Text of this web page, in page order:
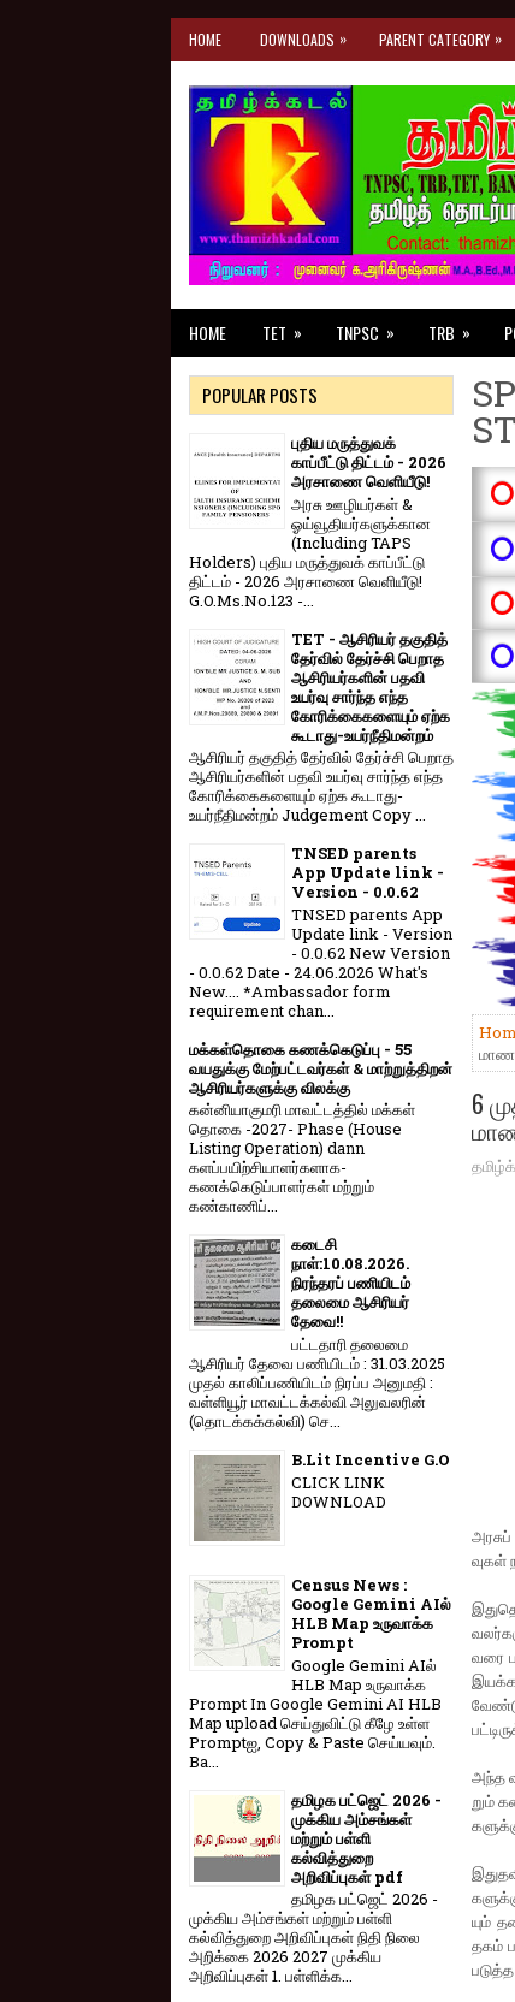
HOME DOWNLOADS » PARENT CATEGORY »
HOME TET » TNPSC » TRB »
6
வு​கள்
வரை
அந்த
றும்
யும்
தகம்
POPULAR POSTS
புதிய மருத்துவக்
காப்பீட்டு திட்டம் - 2026
அரசாணை வெளியீடு!
அரசு ஊழியர்கள் &
ஓய்வூதியர்களுக்கான
(Including TAPS
Holders) புதிய மருத்துவக் காப்பீட்டு
திட்டம் - 2026 அரசாணை வெளியீடு!
G.O.Ms.No.123 -...
TET - ஆசிரியர் தகுதித்
தேர்வில் தேர்ச்சி பெறாத
ஆசிரியர்களின் பதவி
உயர்வு சார்ந்த எந்த
கோரிக்கைகளையும் ஏற்க
கூடாது-உயர்நீதிமன்றம்
ஆசிரியர் தகுதித் தேர்வில் தேர்ச்சி பெறாத
ஆசிரியர்களின் பதவி உயர்வு சார்ந்த எந்த
கோரிக்கைகளையும் ஏற்க கூடாது-
உயர்நீதிமன்றம் Judgement Copy ...
TNSED parents
App Update link -
Version - 0.0.62
TNSED parents App
Update link - Version
- 0.0.62 New Version
- 0.0.62 Date - 24.06.2026 What's
New.... *Ambassador form
requirement chan...
மக்கள்தொகை கணக்கெடுப்பு - 55
வயதுக்கு மேற்பட்டவர்கள் & மாற்றுத்திறன்
ஆசிரியர்களுக்கு விலக்கு
கன்னியாகுமரி மாவட்டத்தில் மக்கள்
தொகை -2027- Phase (House
Listing Operation) dann
களப்பயிற்சியாளர்களாக-
கணக்கெடுப்பாளர்கள் மற்றும்
கண்காணிப்...
கடைசி
நாள்:10.08.2026.
நிரந்தரப் பணியிடம்
தலைமை ஆசிரியர்
தேவை!!
பட்டதாரி தலைமை
ஆசிரியர் தேவை பணியிடம் : 31.03.2025
முதல் காலிப்பணியிடம் நிரப்ப அனுமதி :
வள்ளியூர் மாவட்டக்கல்வி அலுவலரின்
(தொடக்கக்கல்வி) செ...
B.Lit Incentive G.O
CLICK LINK
DOWNLOAD
Census News :
Google Gemini AIல்
HLB Map உருவாக்க
Prompt
Google Gemini AIல்
HLB Map உருவாக்க
Prompt In Google Gemini AI HLB
Map upload செய்துவிட்டு கீழே உள்ள
Promptஐ, Copy & Paste செய்யவும்.
Ba...
தமிழக பட்ஜெட் 2026 -
முக்கிய அம்சங்கள்
மற்றும் பள்ளி
கல்வித்துறை
அறிவிப்புகள் pdf
தமிழக பட்ஜெட் 2026 -
முக்கிய அம்சங்கள் மற்றும் பள்ளி
கல்வித்துறை அறிவிப்புகள் நிதி நிலை
அறிக்கை 2026 2027 முக்கிய
அறிவிப்புகள் 1. பள்ளிக்க...